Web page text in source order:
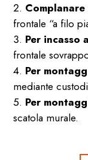
frontale “a filo
Per incasso
frontale
Per
mediante
Per
scatola murale.